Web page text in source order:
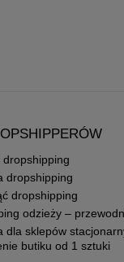
dropshipping
dropshipping
dropshipping
odzieży –
dla sklepów
butiku od 1 sztuki